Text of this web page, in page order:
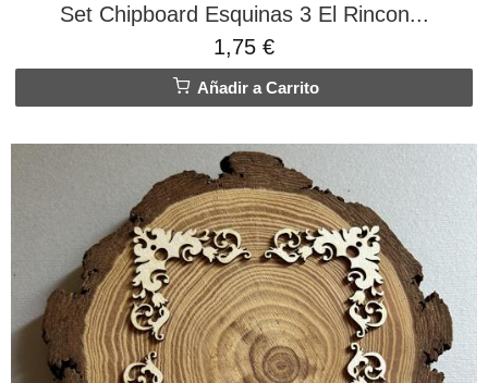
Set Chipboard Esquinas 3 El Rincon...
1,75 €
Añadir a Carrito